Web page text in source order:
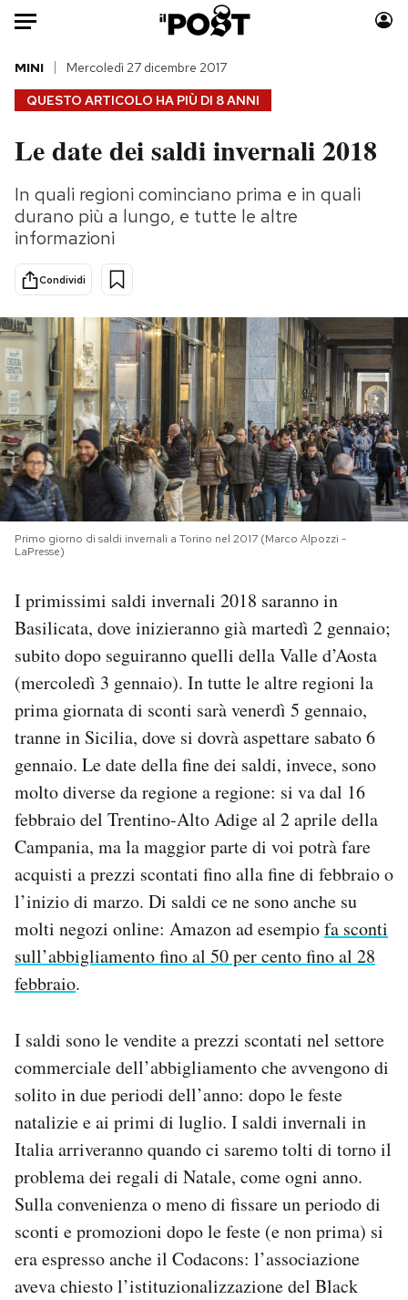
Auto
HOME
Italia
Politica
Tecnologia
Scienza
Economia
Sport
Moda
Consumismi
Altrecose
Mondiali calcio 2026
PODCAST
NEWSLETTER
SHOP
CALENDARIO
AREA PERSONALE
Area Personale
Notifiche mobile
Regala il Post
Hai bisogno di aiuto?
Esci
QUESTO ARTICOLO HA PIÙ DI 8 ANNI
MINI Mercoledì 27 dicembre 2017
Le date dei saldi invernali 2018
In quali regioni cominciano prima e in quali
durano più a lungo, e tutte le altre
informazioni
Condividi
Primo giorno di saldi invernali a Torino nel 2017 (Marco Alpozzi -
LaPresse)
I primissimi saldi invernali 2018 saranno in
Basilicata, dove inizieranno già martedì 2 gennaio;
subito dopo seguiranno quelli della Valle d’Aosta
(mercoledì 3 gennaio). In tutte le altre regioni la
prima giornata di sconti sarà venerdì 5 gennaio,
tranne in Sicilia, dove si dovrà aspettare sabato 6
gennaio. Le date della fine dei saldi, invece, sono
molto diverse da regione a regione: si va dal 16
febbraio del Trentino-Alto Adige al 2 aprile della
Campania, ma la maggior parte di voi potrà fare
acquisti a prezzi scontati fino alla fine di febbraio o
l’inizio di marzo. Di saldi ce ne sono anche su
molti negozi online: Amazon ad esempiofa sconti
sull’abbigliamento fino al 50 per cento fino al 28
febbraio.
I saldi sono le vendite a prezzi scontati nel settore
commerciale dell’abbigliamento che avvengono di
solito in due periodi dell’anno: dopo le feste
natalizie e ai primi di luglio. I saldi invernali in
Italia arriveranno quando ci saremo tolti di torno il
problema dei regali di Natale, come ogni anno.
Sulla convenienza o meno di fissare un periodo di
sconti e promozioni dopo le feste (e non prima) si
era espresso anche il Codacons: l’associazione
aveva chiesto l’istituzionalizzazione del Black